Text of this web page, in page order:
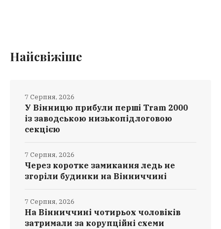
Найсвіжіше
У Вінницю прибули перші Tram 2000
із заводською низькопідлоговою
секцією
7 Серпня, 2026
Через коротке замикання ледь не
згоріли будинки на Вінниччині
7 Серпня, 2026
На Вінниччині чотирьох чоловіків
затримали за корупційні схеми
7 Серпня, 2026